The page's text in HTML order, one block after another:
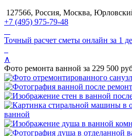
127566, Россия, Москва,
+7 (495) 975-79-48
Точный расчет сметы онлайн за 1
∧
Фото ремонта ванной за 229 500